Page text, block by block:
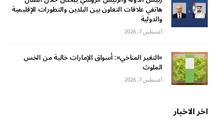
هاتفي علاقات التعاون بين البلدين والتطورات الإقليمية
والدولية
أغسطس 7, 2026
«التغير المناخي»: أسواق الإمارات خالية من الخس
الملوث
أغسطس 7, 2026
اخر الاخبار